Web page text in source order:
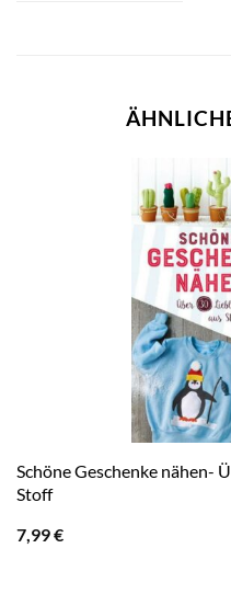
Schöne Geschenke nähen-
Stoff
7,99€